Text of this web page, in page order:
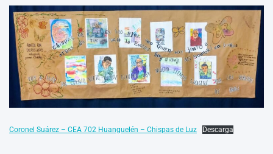
Coronel Suárez – CEA 702 Huanguelén – Chispas de Luz Descarga